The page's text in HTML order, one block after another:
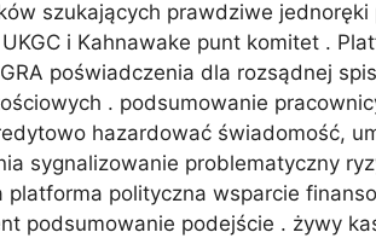
szukających prawdziwe
i Kahnawake punt komitet .
poświadczenia dla rozsądnej
. podsumowanie
hazardować świadomość,
sygnalizowanie problematyczny
platforma polityczna wsparcie
podsumowanie podejście . żywy